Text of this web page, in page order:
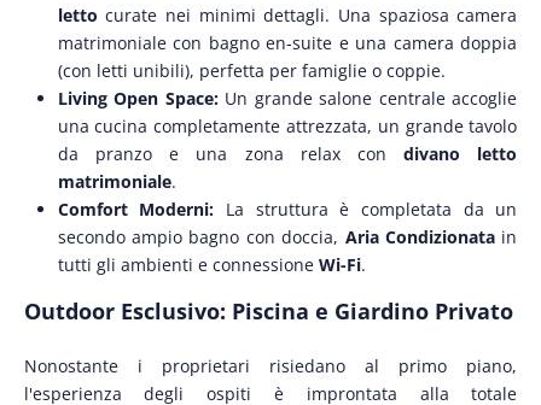
letto curate nei minimi dettagli. Una spaziosa camera
matrimoniale con bagno en-suite e una camera doppia
(con letti unibili), perfetta per famiglie o coppie.
Living Open Space:Un grande salone centrale accoglie
una cucina completamente attrezzata, un grande tavolo
da pranzo e una zona relax condivano letto
matrimoniale.
Comfort Moderni: La struttura è completata da un
secondo ampio bagno con doccia, Aria Condizionatain
tutti gli ambienti e connessione Wi-Fi.
Outdoor Esclusivo: Piscina e Giardino Privato
Nonostante i proprietari risiedano al primo piano,
l'esperienza degli ospiti è improntata alla totale